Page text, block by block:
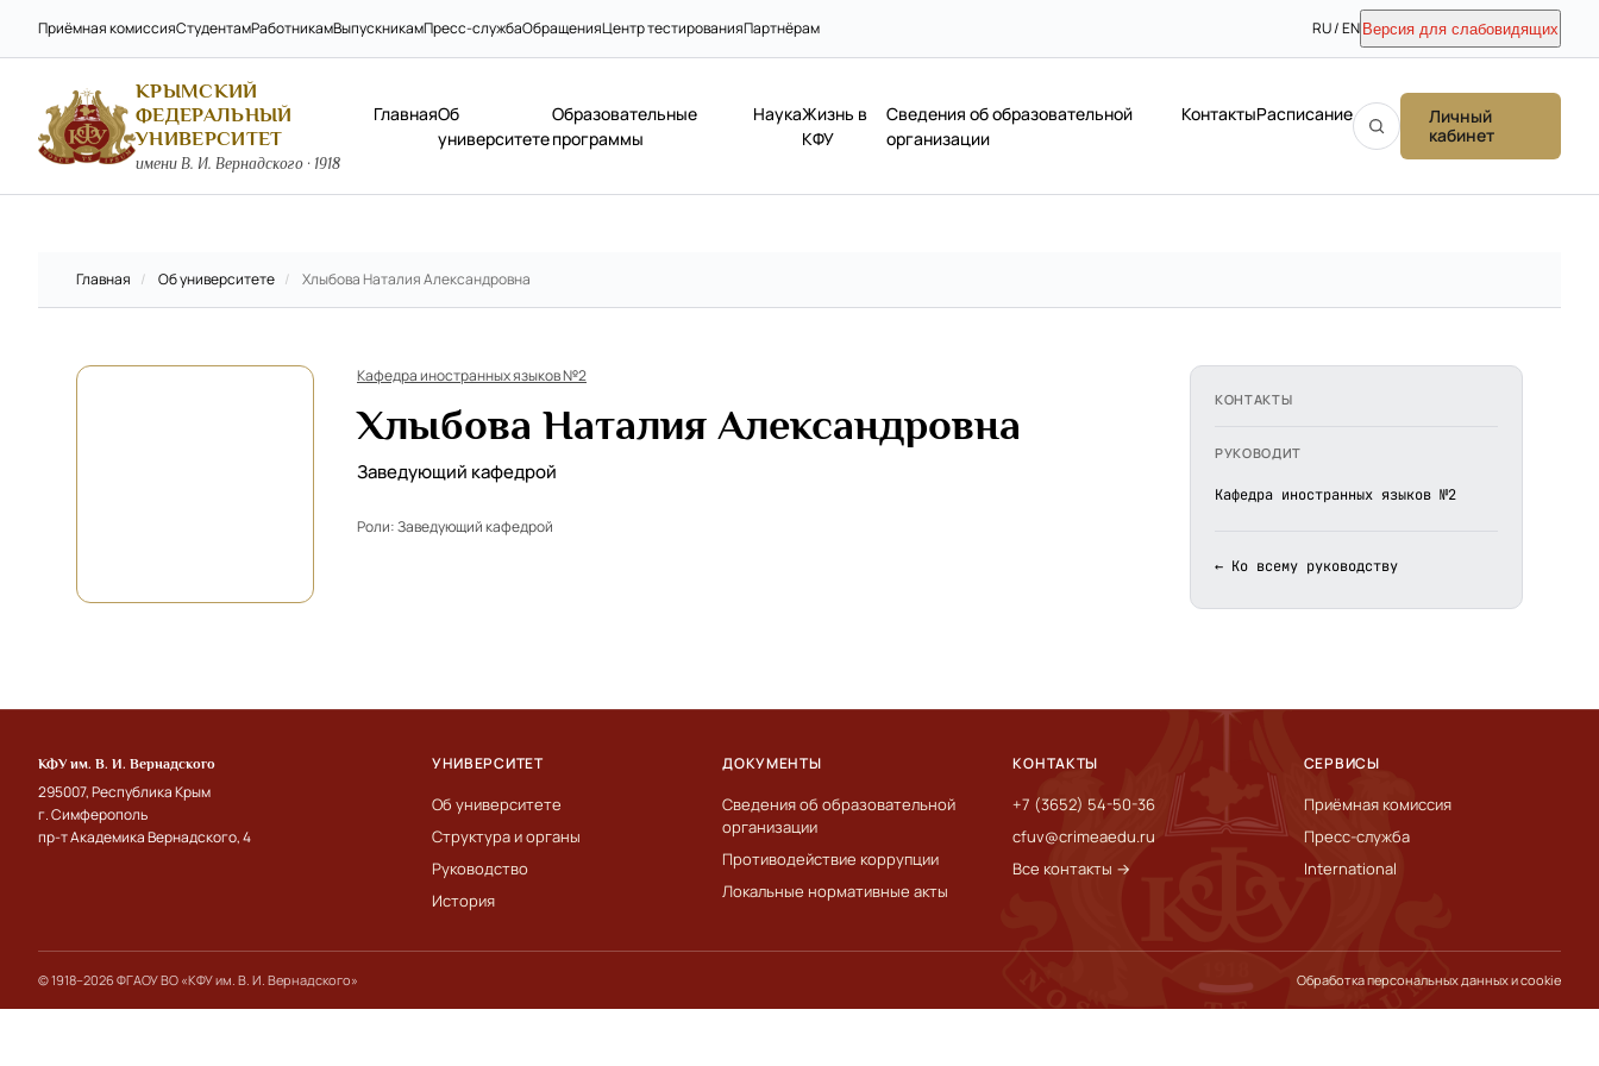
Приёмная комиссияСтудентамРаботникамВыпускникамПресс-службаОбращенияЦентр тестированияПартнёрам RU / EN Версия для слабовидящих
КРЫМСКИЙ
ФЕДЕРАЛЬНЫЙ
УНИВЕРСИТЕТ
имени В. И. Вернадского · 1918
ГлавнаяОб
университете
Образовательные
программы
НаукаЖизнь в
КФУ
Сведения об образовательной
организации
КонтактыРасписание
Личный
кабинет
Главная / Об университете / Хлыбова Наталия Александровна
Кафедра иностранных языков №2
Хлыбова Наталия Александровна
Заведующий кафедрой
Роли:Заведующий кафедрой
КОНТАКТЫ
РУКОВОДИТ
Кафедра иностранных языков №2
← Ко всему руководству
КФУ им. В. И. Вернадского
295007, Республика Крым
г. Симферополь
пр-т Академика Вернадского, 4
УНИВЕРСИТЕТ
Об университете
Структура и органы
Руководство
История
ДОКУМЕНТЫ
Сведения об образовательной
организации
Противодействие коррупции
Локальные нормативные акты
КОНТАКТЫ
+7 (3652) 54-50-36
cfuv@crimeaedu.ru
Все контакты →
СЕРВИСЫ
Приёмная комиссия
Пресс-служба
International
© 1918–2026 ФГАОУ ВО «КФУ им. В. И. Вернадского» Обработка персональных данных и cookie